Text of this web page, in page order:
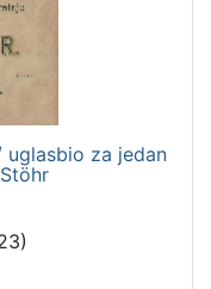
uglasbio za jedan